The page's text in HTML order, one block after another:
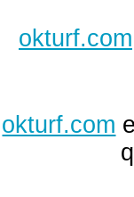
okturf.com
okturf.com